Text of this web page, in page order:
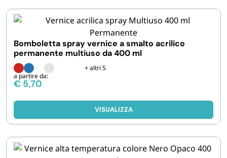
PERSONA E MEDICALI
AVVOLGENTI E CONTENITORI ALIMENTARI
PET
FORNITURE SETTORE HO.RE.CA
Bomboletta spray vernice a smalto acrilico
permanente multiuso da 400 ml
+ altri 5
a partire da:
€ 5,70
VISUALIZZA